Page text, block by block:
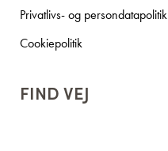
Privatlivs- og persondatapolitik
Cookiepolitik
FIND VEJ